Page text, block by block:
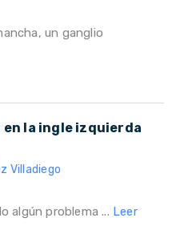
un ganglio
en la ingle izquierda
Villadiego
algún problema ... Leer